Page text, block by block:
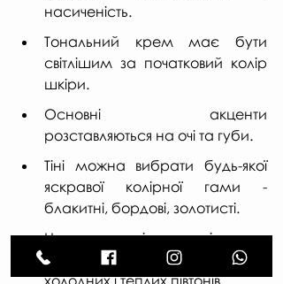
насиченість.
Тональний крем має бути
світлішим за початковий колір
шкіри.
Основні акценти
розставляються на очі та губи.
Тіні можна вибрати будь-якої
яскравої колірної гами -
блакитні, бордові, золотисті.
Неповторності вечірньому
макіяжу додає поєднання
холодних і теплих півтонів.